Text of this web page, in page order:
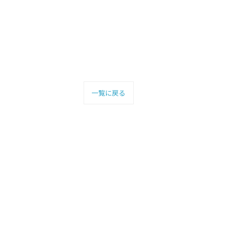
一覧に戻る